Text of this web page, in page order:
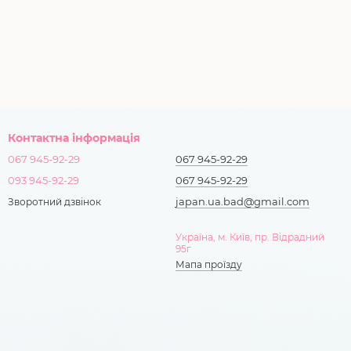
Контактна інформація
067 945-92-29
093 945-92-29
Зворотний дзвінок
067 945-92-29
067 945-92-29
japan.ua.bad@gmail.com
Україна, м. Київ, пр. Відрадний
95г
Мапа проїзду